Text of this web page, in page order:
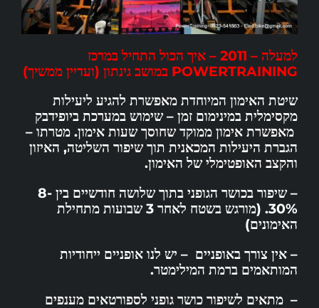
למעלה – 2011 – איך הכול התחיל במרכז
POWERTRAINING במושב גינתון (ועדיין ממשיך)
שיטת האימון המיוחדת מאפשרת להגיע ליעילות
מקסימלית במינימום זמן – שימוש במערכת ביופידבק
מאפשרת אימון ממוקד שחוסך שעות אימון. מטרתו –
הגברת היעילות המכאנית תוך שיפור השליטה, האיזון
והקצב האופטימלי של האימון.
– שיפור בכושר הגופני בתוך שלושה חודשיים בין 8-
30%. (מורגש בשטח לאחר 3 שבועות מתחילת
האימונים)
– אין צורך באופניים – יש לנו אופניים ייחודיות
המותאמים ברמת המילימטר.
– מתאים לשיפור כושר גופני לספורטאים מענפים